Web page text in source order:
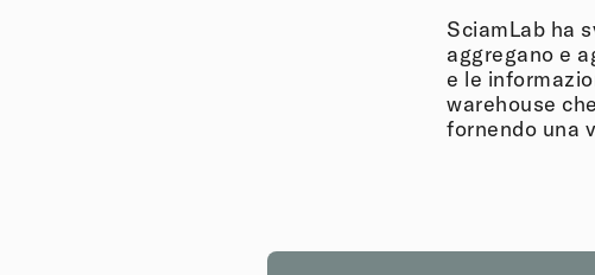
SciamLab ha
aggregano e
e le
warehouse
fornendo una